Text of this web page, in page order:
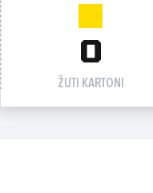
0
ŽUTI KARTONI